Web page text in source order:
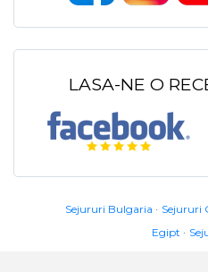
LASA-NE O
Sejururi Bulgaria Sejururi
Egipt